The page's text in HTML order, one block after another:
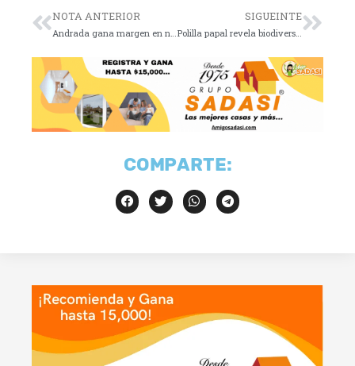
NOTA ANTERIOR SIGUEINTE
Polilla papal revela biodiversidad oculta
COMPARTE: